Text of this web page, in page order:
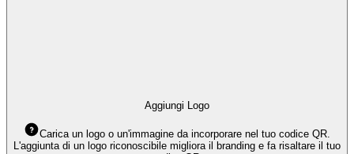
Aggiungi Logo
Carica un logo o un'immagine da incorporare nel tuo codice QR.
L'aggiunta di un logo riconoscibile migliora il branding e fa risaltare il tuo